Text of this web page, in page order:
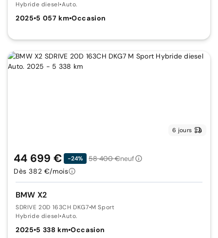
Hybride diesel•Auto.
2025•5 057 km•Occasion
6 jours
BMW X2
SDRIVE 20D 163CH DKG7•M Sport
Hybride diesel•Auto.
2025•5 338 km•Occasion
44 699 € -24% 58 400 €neuf
Dès 382 €/mois